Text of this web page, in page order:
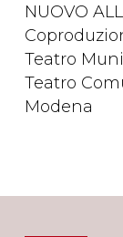
NUOVO
Teatro
Teatro
Modena